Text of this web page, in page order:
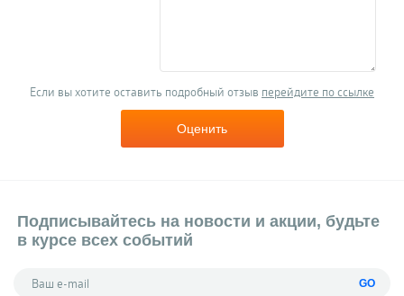
Если вы хотите оставить подробный отзыв перейдите по ссылке
Оценить
Подписывайтесь на новости и акции, будьте
в курсе всех событий
GO